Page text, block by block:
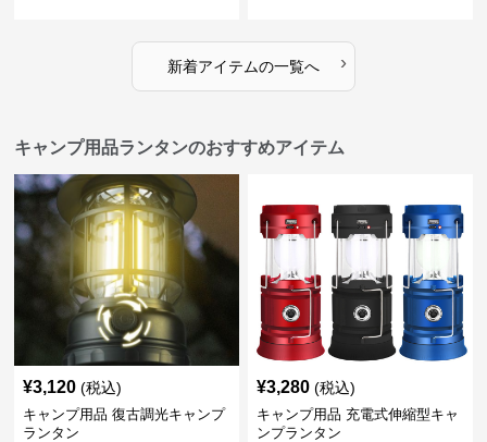
新着アイテムの一覧へ ›
キャンプ用品ランタンのおすすめアイテム
¥3,120 (税込)
キャンプ用品 復古調光キャンプ
ランタン
¥3,280 (税込)
キャンプ用品 充電式伸縮型キャ
ンプランタン